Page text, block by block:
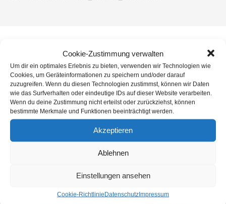
Cookie-Zustimmung verwalten
Um dir ein optimales Erlebnis zu bieten, verwenden wir Technologien wie
Cookies, um Geräteinformationen zu speichern und/oder darauf
zuzugreifen. Wenn du diesen Technologien zustimmst, können wir Daten
wie das Surfverhalten oder eindeutige IDs auf dieser Website verarbeiten.
Wenn du deine Zustimmung nicht erteilst oder zurückziehst, können
bestimmte Merkmale und Funktionen beeinträchtigt werden.
Akzeptieren
Ablehnen
Einstellungen ansehen
Cookie-RichtlinieDatenschutzImpressum